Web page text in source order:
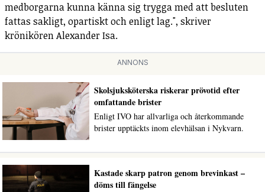
medborgarna kunna känna sig trygga med att besluten
fattas sakligt, opartiskt och enligt lag.", skriver
krönikören Alexander Isa.
ANNONS
Skolsjuksköterska riskerar prövotid efter
omfattande brister
Enligt IVO har allvarliga och återkommande
brister upptäckts inom elevhälsan i Nykvarn.
Kastade skarp patron genom brevinkast –
döms till fängelse